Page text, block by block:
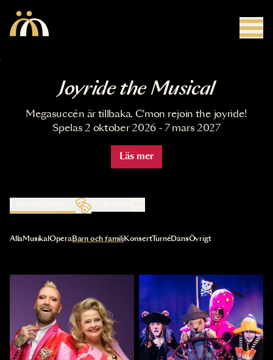
Joyride the Musical
Megasuccén är tillbaka. C'mon rejoin the joyride!
Spelas 2 oktober 2026 - 7 mars 2027
Läs mer
Kalender
Val av kategori uppdaterar innehållet automatiskt
AllaMusikal OperaBarn och familjKonsertTurnéDansÖvrigt